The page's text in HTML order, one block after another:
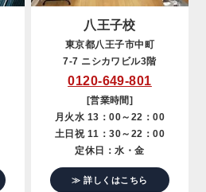
八王子校
東京都八王子市中町
7-7 ニシカワビル3階
0120-649-801
[営業時間]
月火水 13：00～22：00
土日祝 11：30～22：00
定休日：水・金
≫ 詳しくはこちら